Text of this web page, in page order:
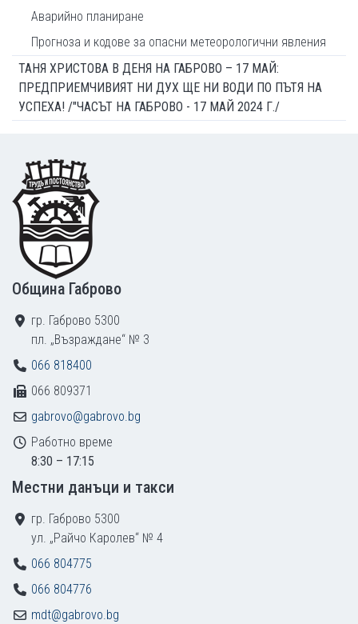
Аварийно планиране
Прогноза и кодове за опасни метеорологични явления
ТАНЯ ХРИСТОВА В ДЕНЯ НА ГАБРОВО – 17 МАЙ:
ПРЕДПРИЕМЧИВИЯТ НИ ДУХ ЩЕ НИ ВОДИ ПО ПЪТЯ НА
УСПЕХА! /"ЧАСЪТ НА ГАБРОВО - 17 МАЙ 2024 Г./
Footer
Община Габрово
гр. Габрово 5300
пл. „Възраждане“ № 3
066 818400
066 809371
gabrovo@gabrovo.bg
Работно време
8:30 – 17:15
Местни данъци и такси
гр. Габрово 5300
ул. „Райчо Каролев“ № 4
066 804775
066 804776
mdt@gabrovo.bg